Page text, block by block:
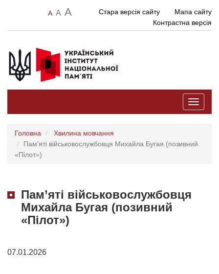
A A A Стара версія сайту
Мапа сайту
Контрастна версія
Toggle
Головна
Хвилина мовчання
Пам’яті військовослужбовця Михайла Бугая (позивний
«Пілот»)
Пам’яті військовослужбовця
Михайла Бугая (позивний
«Пілот»)
07.01.2026